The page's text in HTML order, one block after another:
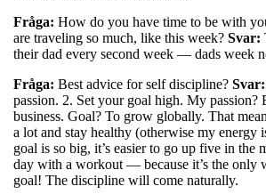
Fråga: How do you have time to be with
are traveling so much, like this week? Svar:
their dad every second week — dads week
Fråga: Best advice for self discipline? Svar:
passion. 2. Set your goal high. My passion?
business. Goal? To grow globally. That
a lot and stay healthy (otherwise my energy
goal is so big, it’s easier to go up five in the
day with a workout — because it’s the only
goal! The discipline will come naturally.